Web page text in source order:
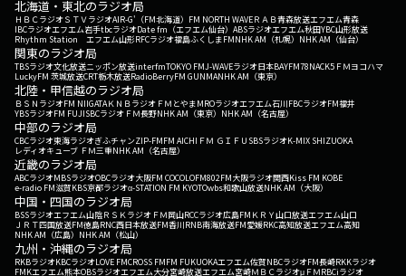
北海道・東北のラジオ局
ＨＢＣラジオＳＴＶラジオAIR-G'（FM北海道） FM NORTH WAVEＲＡＢ青森放送エフエム青森
IBCラジオエフエム岩手tbcラジオDate fm（エフエム仙台） ABSラジオエフエム秋田YBC山形放送
Rhythm Station エフエム山形RFCラジオ福島ふくしまFMNHK AM（札幌） NHK AM（仙台）
関東のラジオ局
TBSラジオ文化放送ニッポン放送interfmTOKYO FMJ-WAVEラジオ日本BAYFM78NACK5 ＦＭヨコハマ
LuckyFM 茨城放送CRT栃木放送RadioBerryFM GUNMANHK AM（東京）
北陸・甲信越のラジオ局
ＢＳＮラジオFM NIIGATAＫＮＢラジオ ＦＭとやまMROラジオエフエム石川FBCラジオFM福井
YBSラジオFM FUJISBCラジオ ＦＭ長野NHK AM（東京） NHK AM（名古屋）
中部のラジオ局
CBCラジオ東海ラジオぎふチャンZIP-FMFM AICHI ＦＭ ＧＩＦＵ SBSラジオK-MIX SHIZUOKA
レディオキューブ ＦＭ三重NHK AM（名古屋）
近畿のラジオ局
ABCラジオMBSラジオOBCラジオ大阪FM COCOLOFM802FM大阪ラジオ関西Kiss FM KOBE
e-radio FM滋賀KBS京都ラジオα-STATION FM KYOTOwbs和歌山放送NHK AM（大阪）
中国・四国のラジオ局
BSSラジオエフエム山陰ＲＳＫラジオ ＦＭ岡山RCCラジオ広島FM ＫＲＹ山口放送エフエム山口
ＪＲＴ四国放送FM徳島RNC西日本放送FM香川RNB南海放送FM愛媛RKC高知放送エフエム高知
NHK AM（広島） NHK AM（松山）
九州・沖縄のラジオ局
RKBラジオKBCラジオLOVE FMCROSS FMFM FUKUOKAエフエム佐賀NBCラジオFM長崎RKKラジオ
FMKエフエム熊本OBSラジオエフエム大分宮崎放送エフエム宮崎ＭＢＣラジオμＦＭRBCiラジオ